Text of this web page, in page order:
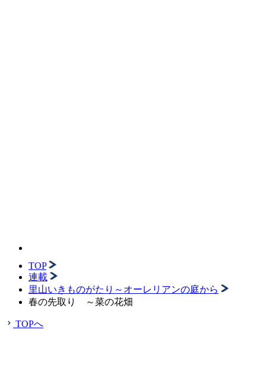
TOP
連載
里山いきものがたり～オーレリアンの庭から
春の先取り ～菜の花畑
TOPへ